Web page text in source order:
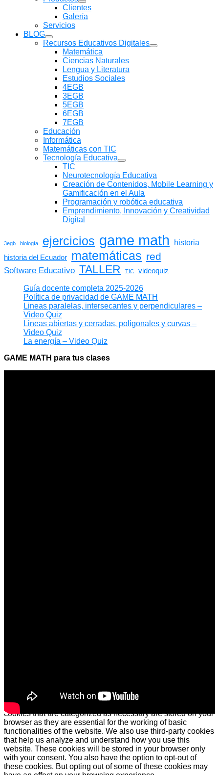
Mostrar
submenú
Clientes
Galería
Servicios
BLOG
Mostrar
submenú
Recursos Educativos Digitales
Mostrar
Matemática
Ciencias Naturales
Lengua y Literatura
Estudios Sociales
4EGB
3EGB
5EGB
6EGB
7EGB
Educación
Informática
Matemáticas con TIC
Tecnología Educativa
Mostrar
submenú
TIC
Neurotecnología Educativa
Creación de Contenidos, Mobile Learning y
Gamificación en el Aula
Programación y robótica educativa
Emprendimiento, Innovación y Creatividad
Digital
3egb biología ejercicios game math historia
historia del Ecuador matemáticas red
Software Educativo TALLER TIC videoquiz
Guía docente completa 2025-2026
Política de privacidad de GAME MATH
Lineas paralelas, intersecantes y perpendiculares –
Video Quiz
Lineas abiertas y cerradas, poligonales y curvas –
Video Quiz
La energía – Video Quiz
GAME MATH para tus clases
This website uses cookies to improve your experience while
you navigate through the website. Out of these cookies, the
cookies that are categorized as necessary are stored on your
browser as they are essential for the working of basic
functionalities of the website. We also use third-party cookies
that help us analyze and understand how you use this
website. These cookies will be stored in your browser only
with your consent. You also have the option to opt-out of
these cookies. But opting out of some of these cookies may